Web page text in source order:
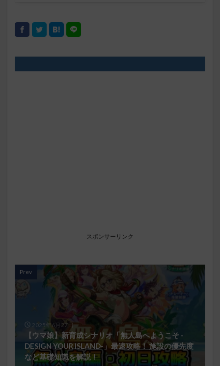
スポンサーリンク
Prev
2025年6月27日
【ウマ娘】新育成シナリオ「無人島へようこそ -
DESIGN YOUR ISLAND-」最速攻略！ 施設の優先度
など基礎知識を解説！